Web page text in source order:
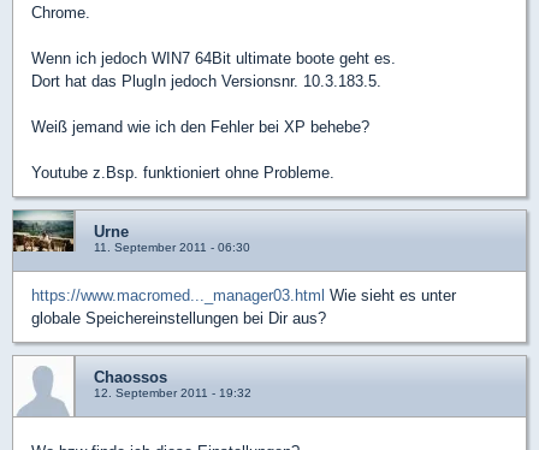
Chrome.
Wenn ich jedoch WIN7 64Bit ultimate boote geht es.
Dort hat das PlugIn jedoch Versionsnr. 10.3.183.5.
Weiß jemand wie ich den Fehler bei XP behebe?
Youtube z.Bsp. funktioniert ohne Probleme.
Urne
11. September 2011 - 06:30
https://www.macromed..._manager03.html Wie sieht es unter
globale Speichereinstellungen bei Dir aus?
Chaossos
12. September 2011 - 19:32